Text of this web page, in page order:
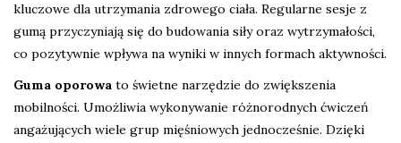
kluczowe dla utrzymania zdrowego ciała. Regularne sesje z
gumą przyczyniają się do budowania siły oraz wytrzymałości,
co pozytywnie wpływa na wyniki w innych formach aktywności.
Guma oporowa to świetne narzędzie do zwiększenia
mobilności. Umożliwia wykonywanie różnorodnych ćwiczeń
angażujących wiele grup mięśniowych jednocześnie. Dzięki